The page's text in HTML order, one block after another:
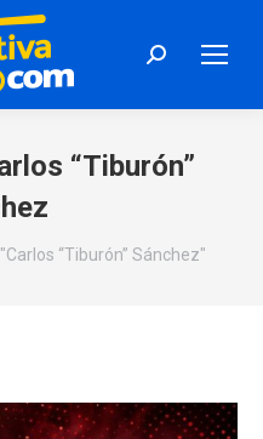
Search:
“Tiburón”
“Tiburón” Sánchez"